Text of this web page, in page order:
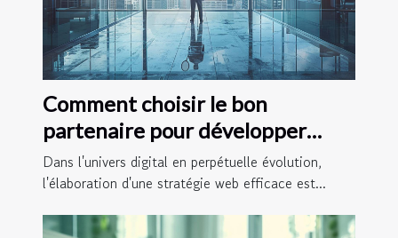
Comment choisir le bon
partenaire pour développer
votre stratégie web
Dans l'univers digital en perpétuelle évolution,
l'élaboration d'une stratégie web efficace est...